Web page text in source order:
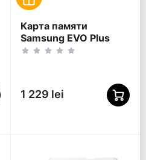
Карта памяти
Samsung EVO Plus
MicroSDXC, 256Гб
1 229 lei